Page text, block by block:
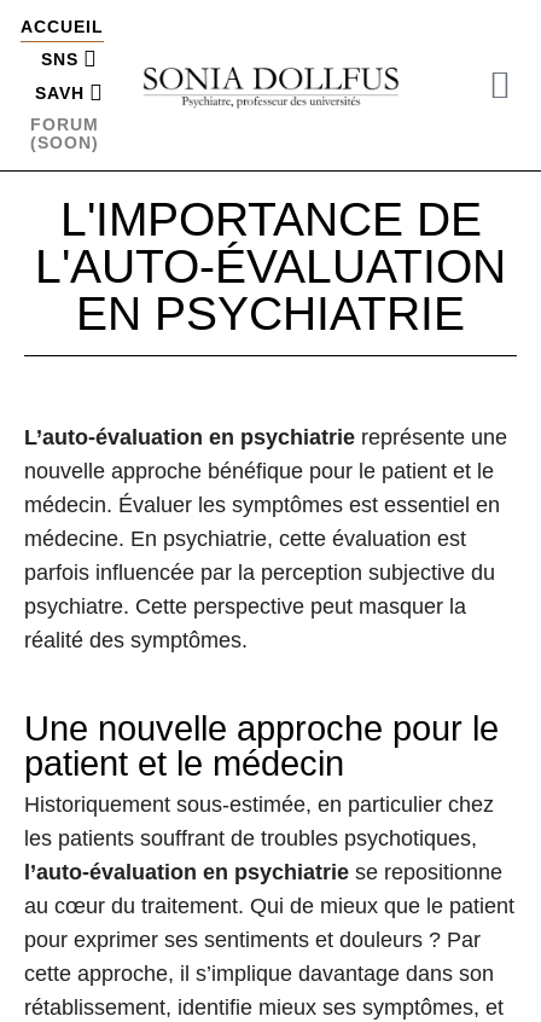
ACCUEIL
SNS
SAVH
FORUM
(SOON)
L'IMPORTANCE DE
L'AUTO-ÉVALUATION
EN PSYCHIATRIE
L’auto-évaluation en psychiatrie représente une
nouvelle approche bénéfique pour le patient et le
médecin. Évaluer les symptômes est essentiel en
médecine. En psychiatrie, cette évaluation est
parfois influencée par la perception subjective du
psychiatre. Cette perspective peut masquer la
réalité des symptômes.
Une nouvelle approche pour le
patient et le médecin
Historiquement sous-estimée, en particulier chez
les patients souffrant de troubles psychotiques,
l’auto-évaluation en psychiatrie se repositionne
au cœur du traitement. Qui de mieux que le patient
pour exprimer ses sentiments et douleurs ? Par
cette approche, il s’implique davantage dans son
rétablissement, identifie mieux ses symptômes, et